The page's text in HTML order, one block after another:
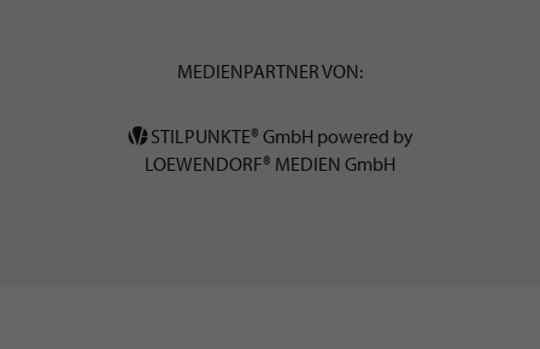
MEDIENPARTNER VON:
STILPUNKTE® GmbH powered by
LOEWENDORF® MEDIEN GmbH